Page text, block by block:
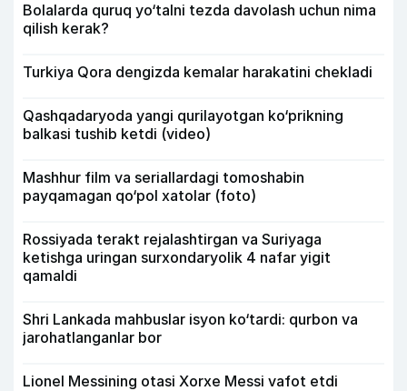
Bolalarda quruq yo‘talni tezda davolash uchun nima
qilish kerak?
Turkiya Qora dengizda kemalar harakatini chekladi
Qashqadaryoda yangi qurilayotgan ko‘prikning
balkasi tushib ketdi (video)
Mashhur film va seriallardagi tomoshabin
payqamagan qo‘pol xatolar (foto)
Rossiyada terakt rejalashtirgan va Suriyaga
ketishga uringan surxondaryolik 4 nafar yigit
qamaldi
Shri Lankada mahbuslar isyon ko‘tardi: qurbon va
jarohatlanganlar bor
Lionel Messining otasi Xorxe Messi vafot etdi